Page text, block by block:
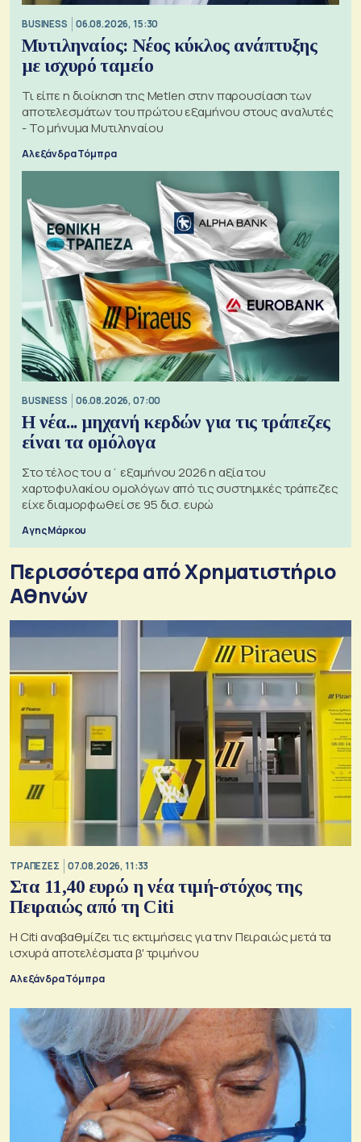
BUSINESS 06.08.2026, 15:30
Μυτιληναίος: Νέος κύκλος ανάπτυξης
με ισχυρό ταμείο
Τι είπε η διοίκηση της Metlen στην παρουσίαση των
αποτελεσμάτων του πρώτου εξαμήνου στους αναλυτές
- Το μήνυμα Μυτιληναίου
Αλεξάνδρα Τόμπρα
BUSINESS 06.08.2026, 07:00
Η νέα... μηχανή κερδών για τις τράπεζες
είναι τα ομόλογα
Στο τέλος του α΄ εξαμήνου 2026 η αξία του
χαρτοφυλακίου ομολόγων από τις συστημικές τράπεζες
είχε διαμορφωθεί σε 95 δισ. ευρώ
Αγης Μάρκου
Περισσότερα από Xρηματιστήριο
Αθηνών
ΤΡΑΠΕΖΕΣ 07.08.2026, 11:33
Στα 11,40 ευρώ η νέα τιμή-στόχος της
Πειραιώς από τη Citi
Η Citi αναβαθμίζει τις εκτιμήσεις για την Πειραιώς μετά τα
ισχυρά αποτελέσματα β' τριμήνου
Αλεξάνδρα Τόμπρα